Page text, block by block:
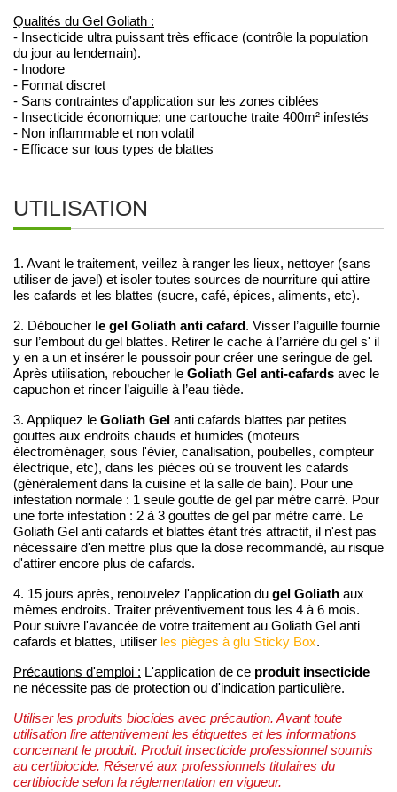
Qualités du Gel Goliath :
- Insecticide ultra puissant très efficace (contrôle la population
du jour au lendemain).
- Inodore
- Format discret
- Sans contraintes d'application sur les zones ciblées
- Insecticide économique; une cartouche traite 400m² infestés
- Non inflammable et non volatil
- Efficace sur tous types de blattes
UTILISATION
1. Avant le traitement, veillez à ranger les lieux, nettoyer (sans
utiliser de javel) et isoler toutes sources de nourriture qui attire
les cafards et les blattes (sucre, café, épices, aliments, etc).
2. Déboucher le gel Goliath anti cafard. Visser l’aiguille fournie
sur l’embout du gel blattes. Retirer le cache à l’arrière du gel s' il
y en a un et insérer le poussoir pour créer une seringue de gel.
Après utilisation, reboucher le Goliath Gel anti-cafards avec le
capuchon et rincer l’aiguille à l’eau tiède.
3. Appliquez le Goliath Gel anti cafards blattes par petites
gouttes aux endroits chauds et humides (moteurs
électroménager, sous l'évier, canalisation, poubelles, compteur
électrique, etc), dans les pièces où se trouvent les cafards
(généralement dans la cuisine et la salle de bain). Pour une
infestation normale : 1 seule goutte de gel par mètre carré. Pour
une forte infestation : 2 à 3 gouttes de gel par mètre carré. Le
Goliath Gel anti cafards et blattes étant très attractif, il n'est pas
nécessaire d'en mettre plus que la dose recommandé, au risque
d'attirer encore plus de cafards.
4. 15 jours après, renouvelez l'application du gel Goliath aux
mêmes endroits. Traiter préventivement tous les 4 à 6 mois.
Pour suivre l'avancée de votre traitement au Goliath Gel anti
cafards et blattes, utiliser les pièges à glu Sticky Box.
Précautions d'emploi : L'application de ce produit insecticide
ne nécessite pas de protection ou d'indication particulière.
Utiliser les produits biocides avec précaution. Avant toute
utilisation lire attentivement les étiquettes et les informations
concernant le produit. Produit insecticide professionnel soumis
au certibiocide. Réservé aux professionnels titulaires du
certibiocide selon la réglementation en vigueur.